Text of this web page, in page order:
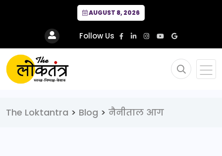
AUGUST 8, 2026
Follow Us
The Loktantra > Blog > नैनीताल आग